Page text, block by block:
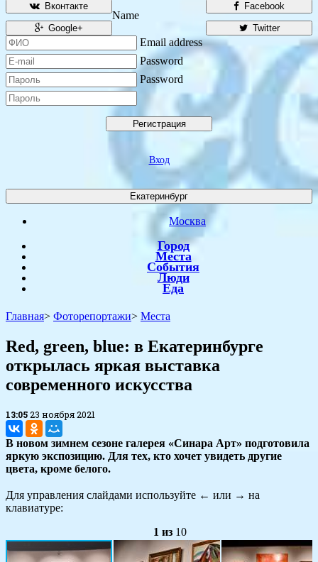
Facebook
Вконтакте
Twitter
Google+
Name
Email address
Password
Password
Регистрация
Вход
Екатеринбург
Москва
Город
Места
События
Люди
Еда
Главная> Фоторепортажи> Места
​Red, green, blue: в Екатеринбурге
открылась яркая выставка
современного искусства
13:0523 ноября 2021
В новом зимнем сезоне галерея «Синара Арт» подготовила
яркую экспозицию. Для тех, кто хочет увидеть другие
цвета, кроме белого.
Для управления слайдами используйте ← или → на
клавиатуре:
1 из 10